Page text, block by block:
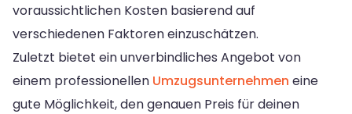
voraussichtlichen Kosten basierend auf
verschiedenen Faktoren einzuschätzen.
Zuletzt bietet ein unverbindliches Angebot von
einem professionellen Umzugsunternehmen eine
gute Möglichkeit, den genauen Preis für deinen